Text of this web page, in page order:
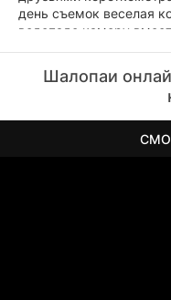
день съемок веселая
водопаде камеру
встреться ему в
уже давно был
Шалопаи